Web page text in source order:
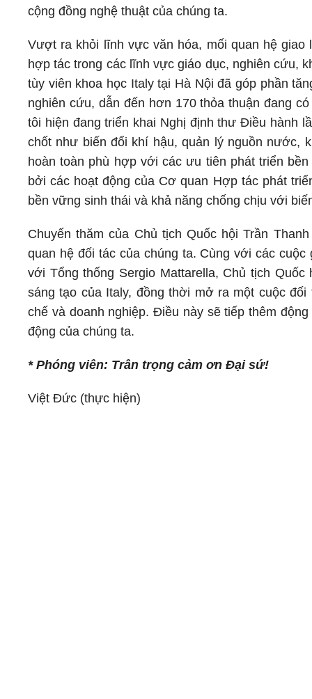
cộng đồng nghệ thuật của chúng ta.
Vượt ra khỏi lĩnh vực văn hóa, mối quan hệ
hợp tác trong các lĩnh vực giáo dục, nghiên cứu,
tùy viên khoa học Italy tại Hà Nội đã góp phần
nghiên cứu, dẫn đến hơn 170 thỏa thuận đang
tôi hiện đang triển khai Nghị định thư Điều hành
chốt như biến đổi khí hậu, quản lý nguồn nước,
hoàn toàn phù hợp với các ưu tiên phát triển
bởi các hoạt động của Cơ quan Hợp tác phát
bền vững sinh thái và khả năng chống chịu với
Chuyến thăm của Chủ tịch Quốc hội Trần
quan hệ đối tác của chúng ta. Cùng với các
với Tổng thống Sergio Mattarella, Chủ tịch
sáng tạo của Italy, đồng thời mở ra một cuộc
chế và doanh nghiệp. Điều này sẽ tiếp thêm
động của chúng ta.
* Phóng viên: Trân trọng cảm ơn Đại sứ!
Việt Đức (thực hiện)